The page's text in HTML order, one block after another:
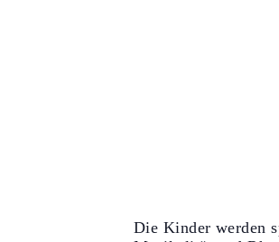
Die Kinder werden